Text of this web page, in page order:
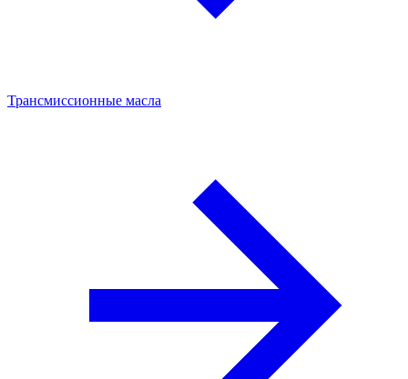
Трансмиссионные масла